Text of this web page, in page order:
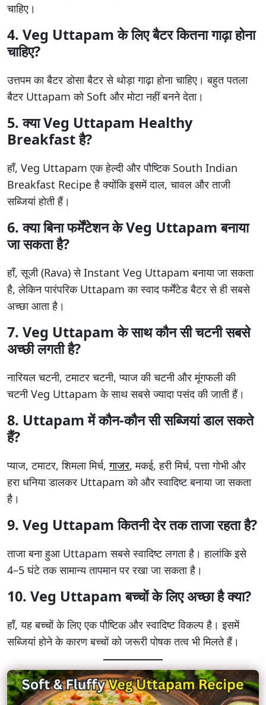
चाहिए।
4. Veg Uttapam के लिए बैटर कितना गाढ़ा होना
चाहिए?
उत्तपम का बैटर डोसा बैटर से थोड़ा गाढ़ा होना चाहिए। बहुत पतला
बैटर Uttapam को Soft और मोटा नहीं बनने देता।
5. क्या Veg Uttapam Healthy
Breakfast है?
हाँ, Veg Uttapam एक हेल्दी और पौष्टिक South Indian
Breakfast Recipe है क्योंकि इसमें दाल, चावल और ताजी
सब्जियां होती हैं।
6. क्या बिना फर्मेंटेशन के Veg Uttapam बनाया
जा सकता है?
हाँ, सूजी (Rava) से Instant Veg Uttapam बनाया जा सकता
है, लेकिन पारंपरिक Uttapam का स्वाद फर्मेंटेड बैटर से ही सबसे
अच्छा आता है।
7. Veg Uttapam के साथ कौन सी चटनी सबसे
अच्छी लगती है?
नारियल चटनी, टमाटर चटनी, प्याज की चटनी और मूंगफली की
चटनी Veg Uttapam के साथ सबसे ज्यादा पसंद की जाती हैं।
8. Uttapam में कौन-कौन सी सब्जियां डाल सकते
हैं?
प्याज, टमाटर, शिमला मिर्च,गाजर, मकई, हरी मिर्च, पत्ता गोभी और
हरा धनिया डालकर Uttapam को और स्वादिष्ट बनाया जा सकता
है।
9. Veg Uttapam कितनी देर तक ताजा रहता है?
ताजा बना हुआ Uttapam सबसे स्वादिष्ट लगता है। हालांकि इसे
4–5 घंटे तक सामान्य तापमान पर रखा जा सकता है।
10. Veg Uttapam बच्चों के लिए अच्छा है क्या?
हाँ, यह बच्चों के लिए एक पौष्टिक और स्वादिष्ट विकल्प है। इसमें
सब्जियां होने के कारण बच्चों को जरूरी पोषक तत्व भी मिलते हैं।